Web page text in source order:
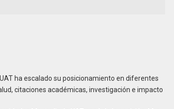
ha escalado su posicionamiento en diferentes
citaciones académicas, investigación e impacto